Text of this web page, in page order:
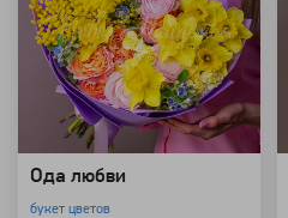
Ода любви
букет цветов